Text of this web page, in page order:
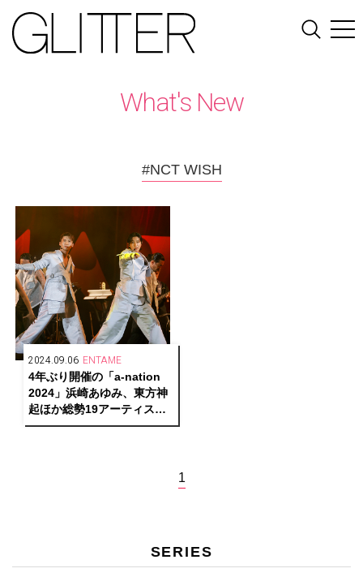
What's New
#NCT WISH
2024.09.06 ENTAME
4年ぶり開催の「a-nation
2024」浜崎あゆみ、東方神
起ほか総勢19アーティスト
の 競演と多彩なサプライズ
1
SERIES